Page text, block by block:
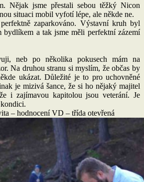
Nějak jsme přestali sebou těžký Nicon
situaci mobil vyfotí lépe, ale někde ne.
zaparkováno. Výstavní kruh byl
bydlíkem a tak jsme měli perfektní zázemí
neb po několika pokusech mám na
Na druhou stranu si myslím, že občas by
ukázat. Důležité je to pro uchovněné
je mizivá šance, že si ho nějaký majitel
i zajímavou kapitolou jsou veterání. Je
– hodnocení VD – třída otevřená